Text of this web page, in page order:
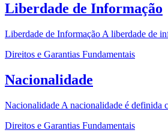
Liberdade de Informação
Liberdade de Informação A liberdade de
Direitos e Garantias Fundamentais
Nacionalidade
Nacionalidade A nacionalidade é definida
Direitos e Garantias Fundamentais